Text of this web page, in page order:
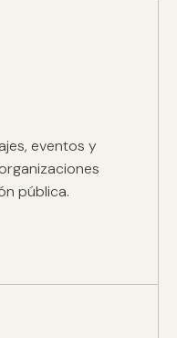
eventos y
pública.